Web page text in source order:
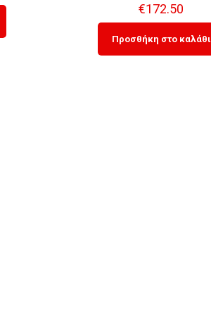
€172.50
Προσθήκη στο καλάθι